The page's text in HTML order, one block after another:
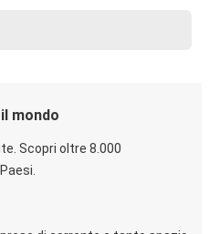
mondo
Scopri oltre 8.000